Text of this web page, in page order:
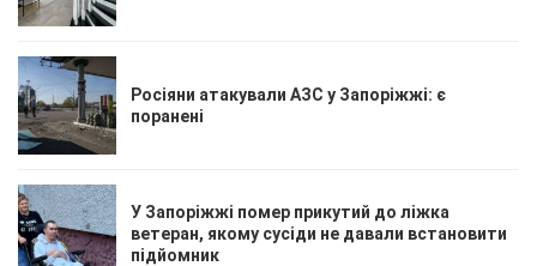
Росіяни атакували АЗС у Запоріжжі: є
поранені
У Запоріжжі помер прикутий до ліжка
ветеран, якому сусіди не давали встановити
підйомник